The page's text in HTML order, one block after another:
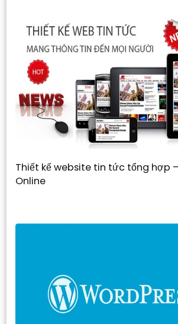
Thiết kế website tin tức tổng hợp
Online